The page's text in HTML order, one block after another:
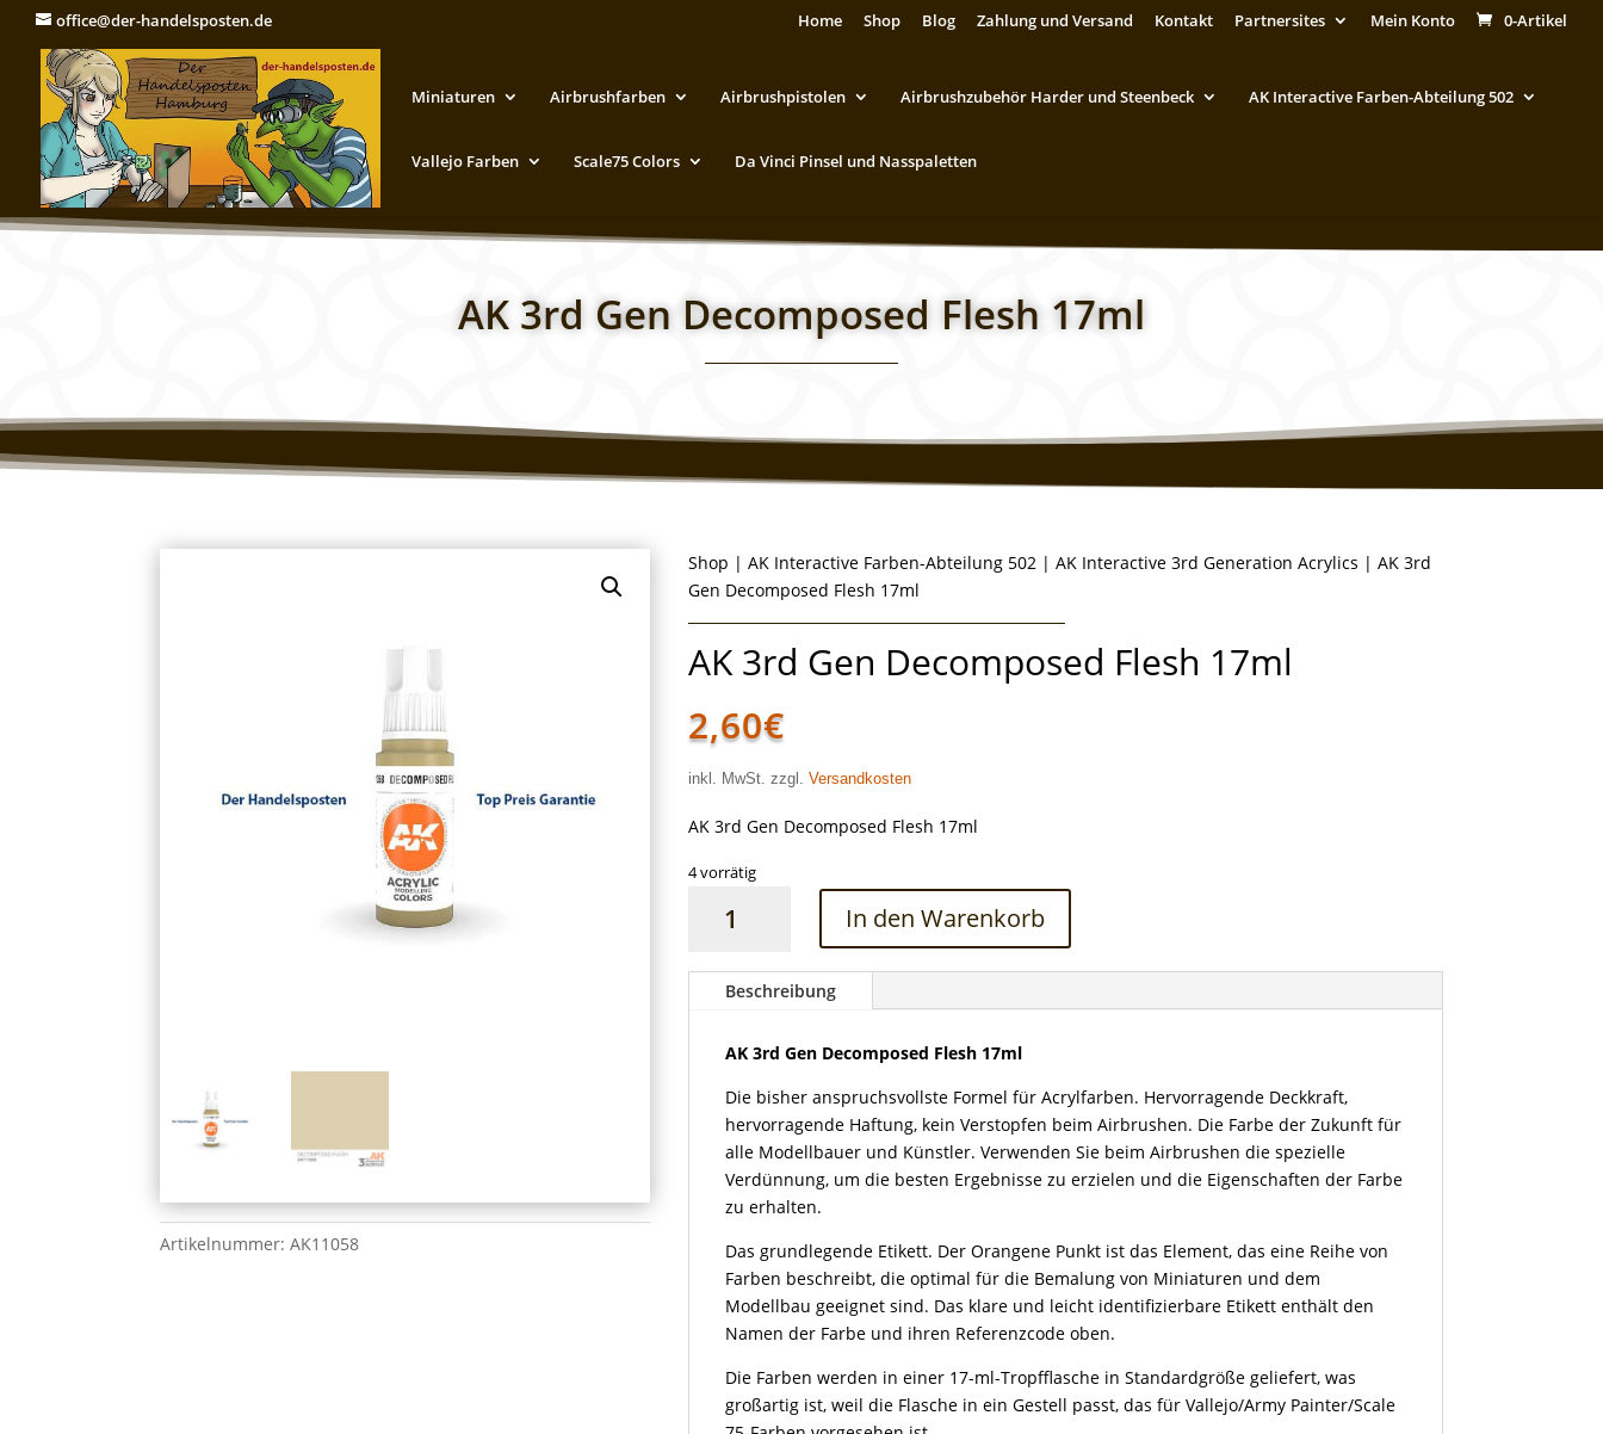
office@der-handelsposten.de Home Shop Blog Zahlung und Versand Kontakt Partnersites Mein Konto 0-Artikel
Miniaturen Airbrushfarben Airbrushpistolen Airbrushzubehör Harder und Steenbeck AK Interactive Farben-Abteilung 502
Vallejo Farben Scale75 Colors Da Vinci Pinsel und Nasspaletten
AK 3rd Gen Decomposed Flesh 17ml
Artikelnummer:AK11058
Shop |AK Interactive Farben-Abteilung 502 |AK Interactive 3rd Generation Acrylics | AK 3rd
Gen Decomposed Flesh 17ml
AK 3rd Gen Decomposed Flesh 17ml
2,60€
inkl. MwSt. zzgl.Versandkosten
AK 3rd Gen Decomposed Flesh 17ml
4 vorrätig
Decomposed
Menge
In den Warenkorb
Beschreibung
AK 3rd Gen Decomposed Flesh 17ml
Die bisher anspruchsvollste Formel für Acrylfarben. Hervorragende Deckkraft,
hervorragende Haftung, kein Verstopfen beim Airbrushen. Die Farbe der Zukunft für
alle Modellbauer und Künstler. Verwenden Sie beim Airbrushen die spezielle
Verdünnung, um die besten Ergebnisse zu erzielen und die Eigenschaften der Farbe
zu erhalten.
Das grundlegende Etikett. Der Orangene Punkt ist das Element, das eine Reihe von
Farben beschreibt, die optimal für die Bemalung von Miniaturen und dem
Modellbau geeignet sind. Das klare und leicht identifizierbare Etikett enthält den
Namen der Farbe und ihren Referenzcode oben.
Die Farben werden in einer 17-ml-Tropfflasche in Standardgröße geliefert, was
großartig ist, weil die Flasche in ein Gestell passt, das für Vallejo/Army Painter/Scale